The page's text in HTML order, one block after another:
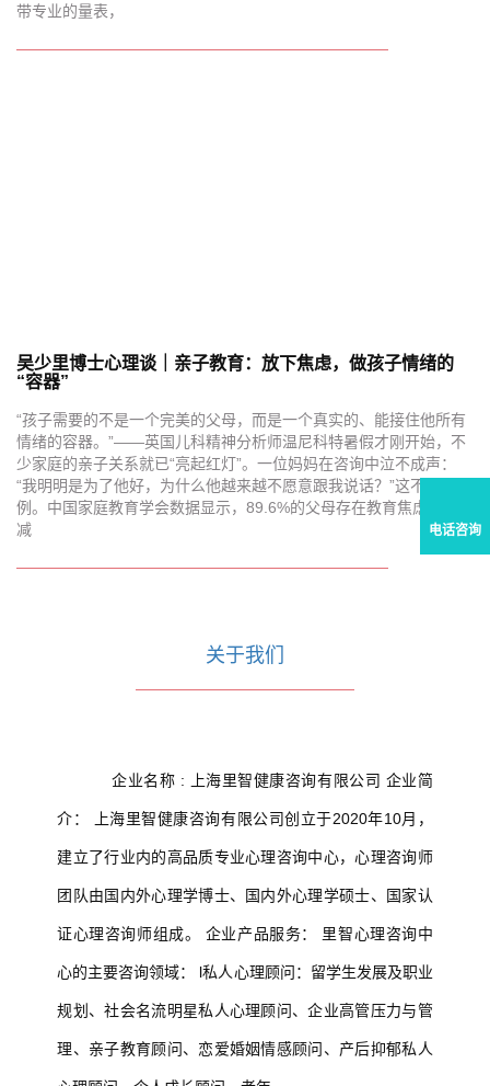
带专业的量表，
吴少里博士心理谈｜亲子教育：放下焦虑，做孩子情绪的
“容器”
“孩子需要的不是一个完美的父母，而是一个真实的、能接住他所有
情绪的容器。”——英国儿科精神分析师温尼科特暑假才刚开始，不
少家庭的亲子关系就已“亮起红灯”。一位妈妈在咨询中泣不成声：
“我明明是为了他好，为什么他越来越不愿意跟我说话？”这不是个
例。中国家庭教育学会数据显示，89.6%的父母存在教育焦虑。“双
减
关于我们
企业名称 : 上海里智健康咨询有限公司 企业简
介： 上海里智健康咨询有限公司创立于2020年10月，
建立了行业内的高品质专业心理咨询中心，心理咨询师
团队由国内外心理学博士、国内外心理学硕士、国家认
证心理咨询师组成。 企业产品服务： 里智心理咨询中
心的主要咨询领域： l私人心理顾问：留学生发展及职业
规划、社会名流明星私人心理顾问、企业高管压力与管
理、亲子教育顾问、恋爱婚姻情感顾问、产后抑郁私人
电话咨询